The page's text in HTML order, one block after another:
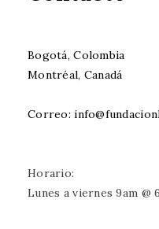
Bogotá, Colombia
Montréal, Canadá
Correo:
Horario:
Lunes a viernes 9am @